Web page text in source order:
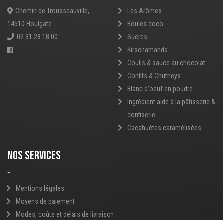
Chemin de Trousseauville,
14510 Houlgate
02 31 28 18 00
Les Arômes
Boules coco
Sucres
Kirschamanda
Coulis & sauce au chocolat
Confits & Chutneys
Blanc d'oeuf en poudre
Ingrédient aide à la pâtisserie &
confiserie
Cacahuètes caramélisées
NOS SERVICES
-
Mentions légales
Moyens de paiement
Modes, coûts et délais de livraison